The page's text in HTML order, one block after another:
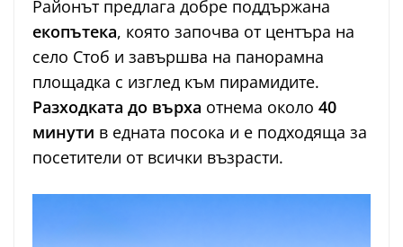
Районът предлага добре поддържана
екопътека, която започва от центъра на
село Стоб и завършва на панорамна
площадка с изглед към пирамидите.
Разходката до върха отнема около 40
минути в едната посока и е подходяща за
посетители от всички възрасти.